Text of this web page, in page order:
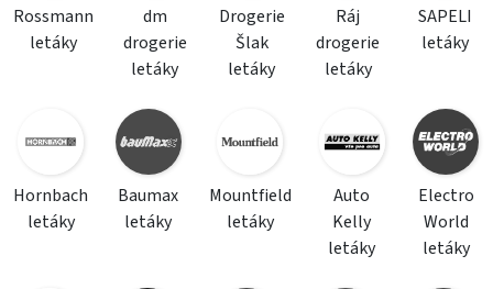
Rossmann
letáky
dm
drogerie
letáky
Drogerie
Šlak
letáky
Ráj
drogerie
letáky
SAPELI
letáky
Hornbach
letáky
Baumax
letáky
Mountfield
letáky
Auto
Kelly
letáky
Electro
World
letáky